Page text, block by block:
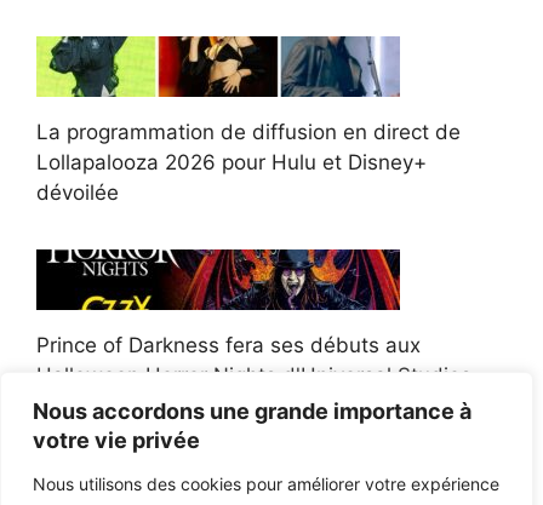
Nous accordons une grande importance à
votre vie privée
Nous utilisons des cookies pour améliorer votre expérience
La programmation de diffusion en direct de
Lollapalooza 2026 pour Hulu et Disney+
dévoilée
Prince of Darkness fera ses débuts aux
Halloween Horror Nights d'Universal Studios